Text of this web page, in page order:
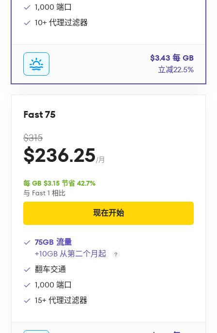
1,000 端口
10+ 代理过滤器
$3.43 每 GB
立减22.5%
Fast 75
$315
$236.25/月
每 GB $3.15 节省 42.7%
与 Fast 1 相比
现在开始
75GB 流量
+10GB 从第二个月起
翻车交通
1,000 端口
15+ 代理过滤器